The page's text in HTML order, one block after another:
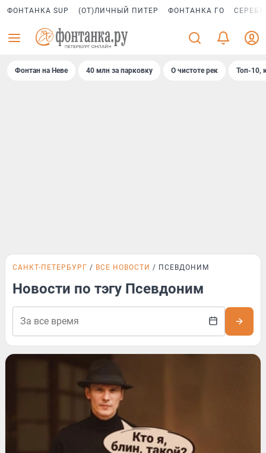
ФОНТАНКА SUP (ОТ)ЛИЧНЫЙ ПИТЕР ФОНТАНКА ГО
Фонтан на Неве 40 млн за парковку О чистоте рек Топ-10,
САНКТ-ПЕТЕРБУРГ ВСЕ НОВОСТИ ПСЕВДОНИМ
Новости по тэгу Псевдоним